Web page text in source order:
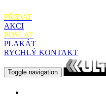
PŘIDAT
AKCI
POSLAT
PLAKÁT
RYCHLÝ KONTAKT
Toggle navigation